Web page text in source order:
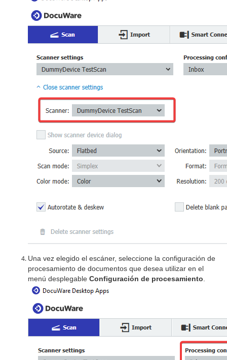
Una vez elegido el escáner, seleccione la configuración de
procesamiento de documentos que desea utilizar en el
menú desplegable Configuración de procesamiento